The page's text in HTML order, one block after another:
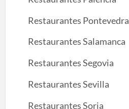
Restaurantes Pontevedra
Restaurantes Salamanca
Restaurantes Segovia
Restaurantes Sevilla
Restaurantes Soria